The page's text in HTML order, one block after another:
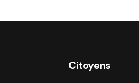
Citoyens